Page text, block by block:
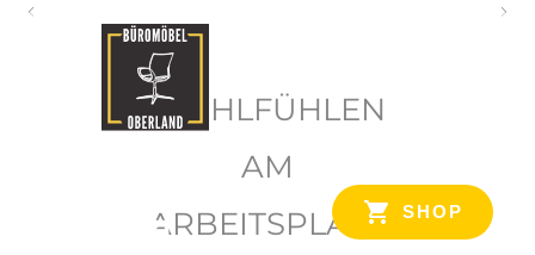
SHOP
WOHLFÜHLEN
AM
ARBEITSPLATZ